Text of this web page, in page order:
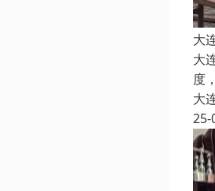
大
大
度
大
25-